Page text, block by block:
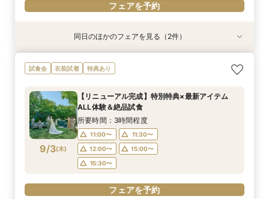
フェアを予約
衣装試着 特典あり
9/2(水)
【少人数プラン相談会】専用の貸切別邸OPEN&
贅沢無料試食
11:00〜
11:30〜
12:00〜
15:00〜
15:30〜
フェアを予約
特典あり
9/2(水)
マイナビ限定★当館人気NO,1◆豪華国産「しあ
わせ絆牛」絶品試食付◆
11:00〜
11:30〜
12:00〜
15:00〜
15:30〜
フェアを予約
同日のほかのフェアを見る（2件）
試食会 衣装試着 特典あり
9/3(木)
【リニューアル完成】特別特典×最新アイテム
ALL体験＆絶品試食
所要時間：3時間程度
11:00〜
11:30〜
12:00〜
15:00〜
15:30〜
フェアを予約